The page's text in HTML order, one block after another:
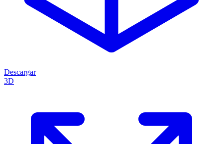
Descargar
3D